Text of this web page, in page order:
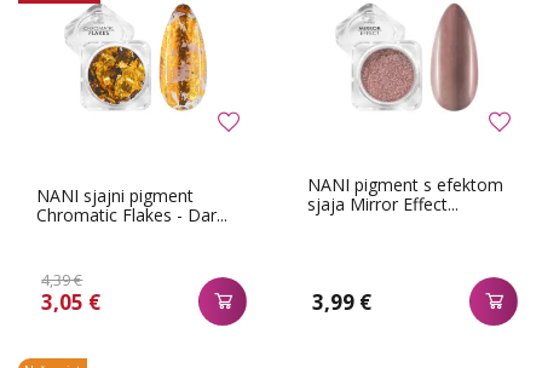
NANI sjajni pigment
Chromatic Flakes - Dar...
4,39 €
3,05 €
NANI pigment s efektom
sjaja Mirror Effect...
3,99 €